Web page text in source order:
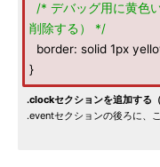
/* デバッグ用に黄色
削除する） */
border: solid 1px
}
.clockセクションを追加する（
.eventセクションの後ろに、